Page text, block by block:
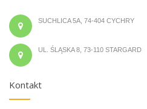
SUCHLICA 5A, 74-404 CYCHRY
UL. ŚLĄSKA 8, 73-110 STARGARD
Kontakt